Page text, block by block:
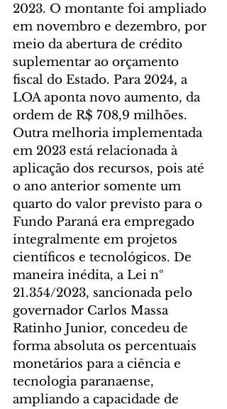
2023. O montante foi ampliado
em novembro e dezembro, por
meio da abertura de crédito
suplementar ao orçamento
fiscal do Estado. Para 2024, a
LOA aponta novo aumento, da
ordem de R$ 708,9 milhões.
Outra melhoria implementada
em 2023 está relacionada à
aplicação dos recursos, pois até
o ano anterior somente um
quarto do valor previsto para o
Fundo Paraná era empregado
integralmente em projetos
científicos e tecnológicos. De
maneira inédita, a Lei nº
21.354/2023, sancionada pelo
governador Carlos Massa
Ratinho Junior, concedeu de
forma absoluta os percentuais
monetários para a ciência e
tecnologia paranaense,
ampliando a capacidade de